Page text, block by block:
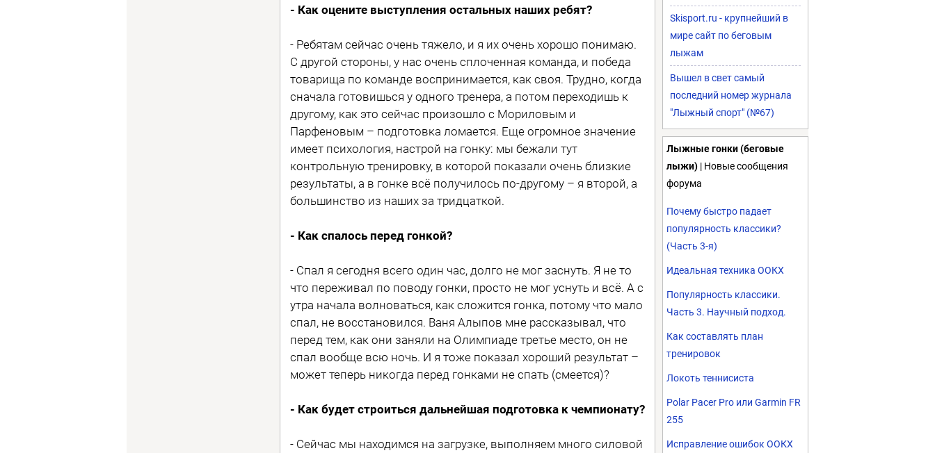
- Как оцените выступления остальных наших ребят?
- Ребятам сейчас очень тяжело, и я их очень хорошо понимаю.
С другой стороны, у нас очень сплоченная команда, и победа
товарища по команде воспринимается, как своя. Трудно, когда
сначала готовишься у одного тренера, а потом переходишь к
другому, как это сейчас произошло с Мориловым и
Парфеновым – подготовка ломается. Еще огромное значение
имеет психология, настрой на гонку: мы бежали тут
контрольную тренировку, в которой показали очень близкие
результаты, а в гонке всё получилось по-другому – я второй, а
большинство из наших за тридцаткой.
- Как спалось перед гонкой?
- Спал я сегодня всего один час, долго не мог заснуть. Я не то
что переживал по поводу гонки, просто не мог уснуть и всё. А с
утра начала волноваться, как сложится гонка, потому что мало
спал, не восстановился. Ваня Алыпов мне рассказывал, что
перед тем, как они заняли на Олимпиаде третье место, он не
спал вообще всю ночь. И я тоже показал хороший результат –
может теперь никогда перед гонками не спать (смеется)?
- Как будет строиться дальнейшая подготовка к чемпионату?
- Сейчас мы находимся на загрузке, выполняем много силовой
Skisport.ru - крупнейший в
мире сайт по беговым
лыжам
Вышел в свет самый
последний номер журнала
"Лыжный спорт" (№67)
Лыжные гонки (беговые
лыжи) | Новые сообщения
форума
Почему быстро падает
популярность классики?
(Часть 3-я)
Идеальная техника ООКХ
Популярность классики.
Часть 3. Научный подход.
Как составлять план
тренировок
Локоть теннисиста
Polar Pacer Pro или Garmin FR
255
Исправление ошибок ООКХ